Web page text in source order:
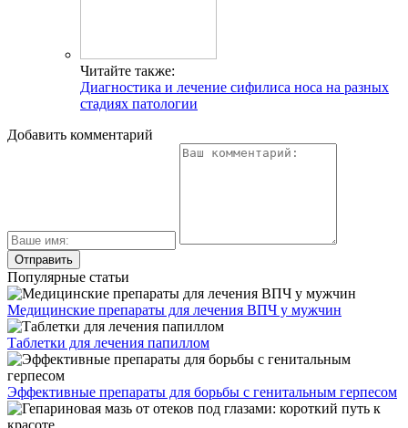
Читайте также:
Диагностика и лечение сифилиса носа на разных
стадиях патологии
Добавить комментарий
Популярные статьи
Медицинские препараты для лечения ВПЧ у мужчин
Таблетки для лечения папиллом
Эффективные препараты для борьбы с генитальным герпесом